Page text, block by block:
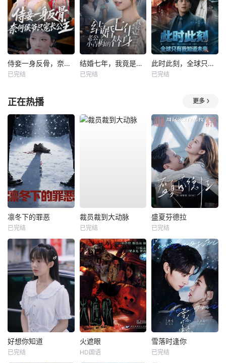
侍妾一身反骨，奈何侯爷只宠长公主
已完结
结婚七年，我竟是老公小青梅的替身
已完结
此时此刻，全球只有我知道未来
已完结
正在热播 更多
凛冬下的罪恶
已完结
裁员裁到大动脉
已完结
盛夏芬德拉
已完结
好想你知道
已完结
火遮眼
HD国语
雪落时逢你
已完结